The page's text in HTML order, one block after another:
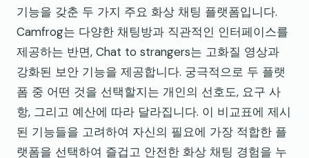
기능을 갖춘 두 가지 주요 화상 채팅 플랫폼입니다.
Camfrog는 다양한 채팅방과 직관적인 인터페이스를
제공하는 반면, Chat to strangers는 고화질 영상과
강화된 보안 기능을 제공합니다. 궁극적으로 두 플랫
폼 중 어떤 것을 선택할지는 개인의 선호도, 요구 사
항, 그리고 예산에 따라 달라집니다. 이 비교표에 제시
된 기능들을 고려하여 자신의 필요에 가장 적합한 플
랫폼을 선택하여 즐겁고 안전한 화상 채팅 경험을 누